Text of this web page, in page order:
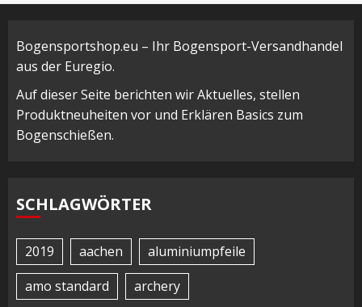
Bogensportshop.eu – Ihr Bogensport-Versandhandel
aus der Euregio.
Auf dieser Seite berichten wir Aktuelles, stellen
Produktneuheiten vor und Erklären Basics zum
Bogenschießen.
SCHLAGWÖRTER
2019 aachen
aluminiumpfeile
amo standard
archery